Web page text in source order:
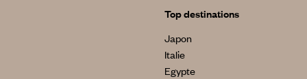
Top destinations
Japon
Italie
Egypte